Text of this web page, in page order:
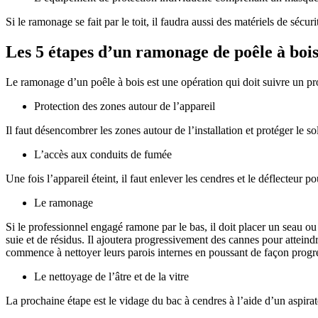
Si le ramonage se fait par le toit, il faudra aussi des matériels de
Les 5 étapes d’un ramonage de poêle à bois
Le ramonage d’un poêle à bois est une opération qui doit suivre un
Protection des zones autour de l’appareil
Il faut désencombrer les zones autour de l’installation et protéger le
L’accès aux conduits de fumée
Une fois l’appareil éteint, il faut enlever les cendres et le déflecteur
Le ramonage
Si le professionnel engagé ramone par le bas, il doit placer un seau
suie et de résidus. Il ajoutera progressivement des cannes pour
commence à nettoyer leurs parois internes en poussant de façon
Le nettoyage de l’âtre et de la vitre
La prochaine étape est le vidage du bac à cendres à l’aide d’un